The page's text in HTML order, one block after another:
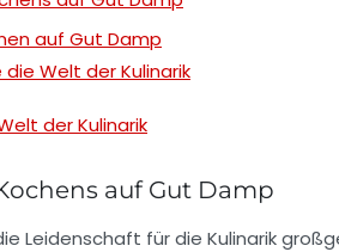
auf Gut Damp
die Welt der Kulinarik
der Kulinarik
auf Gut Damp
Leidenschaft für die Kulinarik